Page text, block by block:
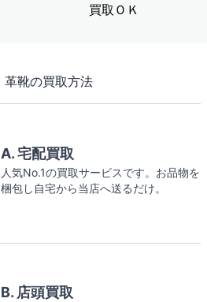
買取ＯＫ
革靴の買取方法
A. 宅配買取
人気No.1の買取サービスです。お品物を
梱包し自宅から当店へ送るだけ。
B. 店頭買取